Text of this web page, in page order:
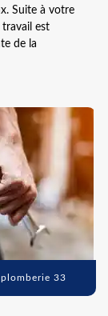
Suite à votre
travail est
de la
plomberie 33